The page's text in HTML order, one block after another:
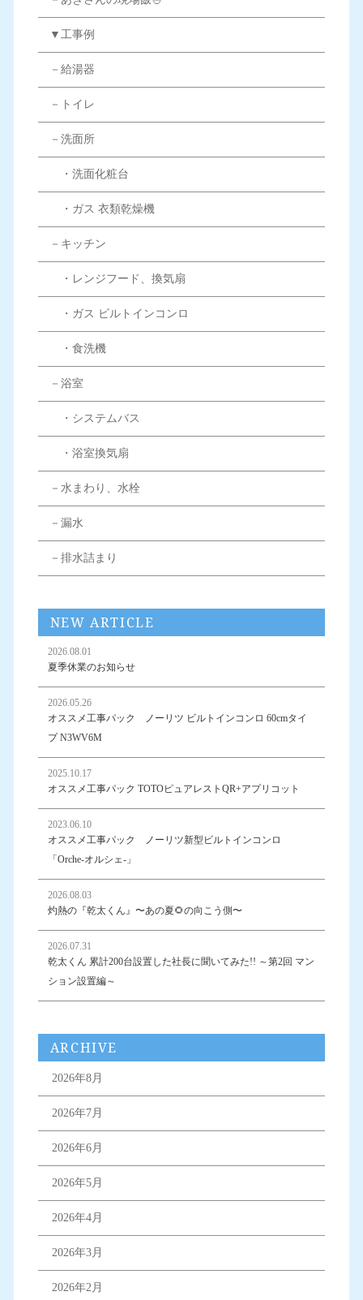
▼工事例
－給湯器
－トイレ
－洗面所
・洗面化粧台
・ガス 衣類乾燥機
－キッチン
・レンジフード、換気扇
・ガス ビルトインコンロ
・食洗機
－浴室
・システムバス
・浴室換気扇
－水まわり、水栓
－漏水
－排水詰まり
NEW ARTICLE
2026.08.01
夏季休業のお知らせ
2026.05.26
オススメ工事パック ノーリツ ビルトインコンロ 60cmタイ
プ N3WV6M
2025.10.17
オススメ工事パック TOTOピュアレストQR+アプリコット
2023.06.10
オススメ工事パック ノーリツ新型ビルトインコンロ
「Orche-オルシェ-」
2026.08.03
灼熱の『乾太くん』〜あの夏🌻の向こう側〜
2026.07.31
乾太くん 累計200台設置した社長に聞いてみた!! ～第2回 マン
ション設置編～
ARCHIVE
2026年8月
2026年7月
2026年6月
2026年5月
2026年4月
2026年3月
2026年2月